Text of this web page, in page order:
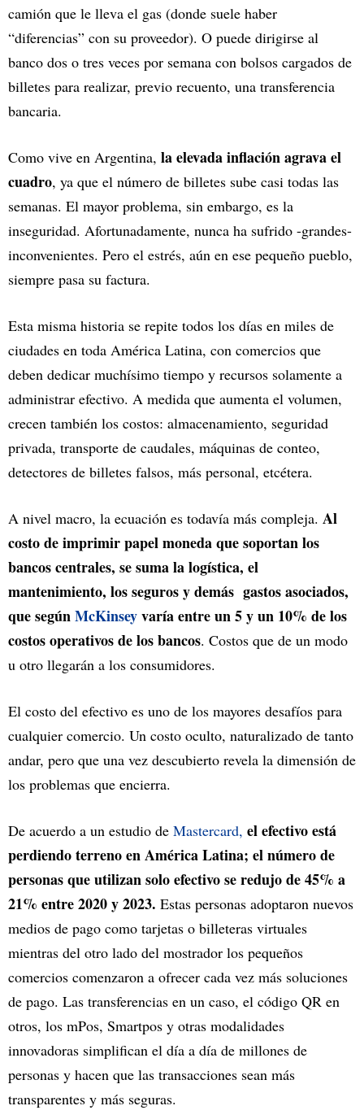
camión que le lleva el gas (donde suele haber
“diferencias” con su proveedor). O puede dirigirse al
banco dos o tres veces por semana con bolsos cargados de
billetes para realizar, previo recuento, una transferencia
bancaria.
Como vive en Argentina, la elevada inflación agrava el
cuadro, ya que el número de billetes sube casi todas las
semanas. El mayor problema, sin embargo, es la
inseguridad. Afortunadamente, nunca ha sufrido -grandes-
inconvenientes. Pero el estrés, aún en ese pequeño pueblo,
siempre pasa su factura.
Esta misma historia se repite todos los días en miles de
ciudades en toda América Latina, con comercios que
deben dedicar muchísimo tiempo y recursos solamente a
administrar efectivo. A medida que aumenta el volumen,
crecen también los costos: almacenamiento, seguridad
privada, transporte de caudales, máquinas de conteo,
detectores de billetes falsos, más personal, etcétera.
A nivel macro, la ecuación es todavía más compleja. Al
costo de imprimir papel moneda que soportan los
bancos centrales, se suma la logística, el
mantenimiento, los seguros y demás gastos asociados,
que segúnMcKinseyvaría entre un 5 y un 10% de los
costos operativos de los bancos. Costos que de un modo
u otro llegarán a los consumidores.
El costo del efectivo es uno de los mayores desafíos para
cualquier comercio. Un costo oculto, naturalizado de tanto
andar, pero que una vez descubierto revela la dimensión de
los problemas que encierra.
De acuerdo a un estudio de Mastercard, el efectivo está
perdiendo terreno en América Latina; el número de
personas que utilizan solo efectivo se redujo de 45% a
21% entre 2020 y 2023. Estas personas adoptaron nuevos
medios de pago como tarjetas o billeteras virtuales
mientras del otro lado del mostrador los pequeños
comercios comenzaron a ofrecer cada vez más soluciones
de pago. Las transferencias en un caso, el código QR en
otros, los mPos, Smartpos y otras modalidades
innovadoras simplifican el día a día de millones de
personas y hacen que las transacciones sean más
transparentes y más seguras.